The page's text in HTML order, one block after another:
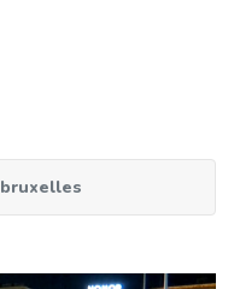
bruxelles